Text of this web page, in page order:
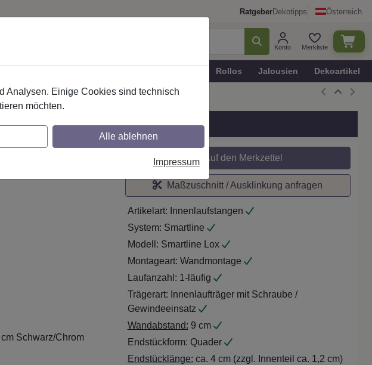
RatgeberDekotipps Österreich
Konto Merkliste
Rollos Jalousien Dekoartikel
Lox 520 cm Schwarz/Chrom
Auf den Merkzettel
Maßzuschnitt / Ausklinkung anfragen
Artikelart: Innenlaufstangen
System: Smartline
Modell: Smartline Lox
Montageart: Wandmontage
Laufanzahl: 1-läufig
Trägerart: Innenlaufträger mit Schraube /
Gewindeeinsatz
Wandabstand: 9 cm
Endstückform: Quader
Endstücklänge: ca. 4 cm (zzgl. Innenteil ca. 1,2 cm)
Analysen. Einige Cookies sind technisch
möchten.
Alle ablehnen
Impressum